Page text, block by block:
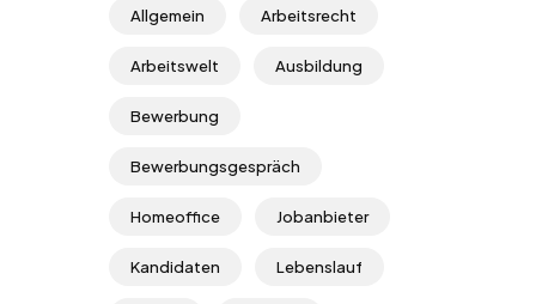
Allgemein Arbeitsrecht
Arbeitswelt Ausbildung
Bewerbung
Bewerbungsgespräch
Homeoffice Jobanbieter
Kandidaten Lebenslauf